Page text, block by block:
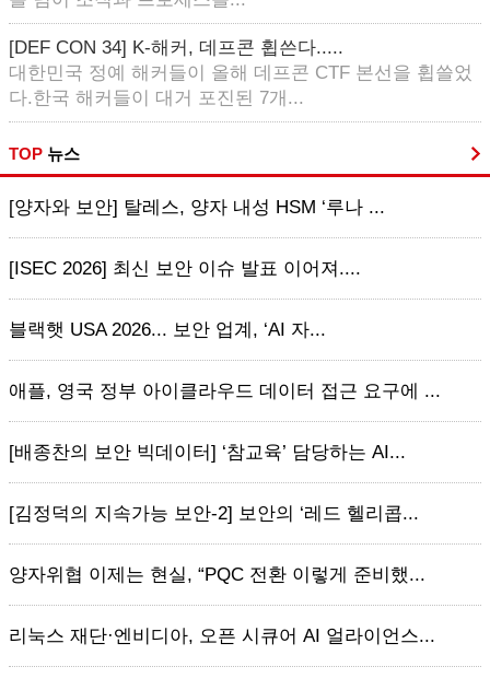
[DEF CON 34] K-해커, 데프콘 휩쓴다.....
대한민국 정예 해커들이 올해 데프콘 CTF 본선을 휩쓸었
다.한국 해커들이 대거 포진된 7개...
TOP 뉴스
[양자와 보안] 탈레스, 양자 내성 HSM ‘루나 ...
[ISEC 2026] 최신 보안 이슈 발표 이어져....
블랙햇 USA 2026... 보안 업계, ‘AI 자...
애플, 영국 정부 아이클라우드 데이터 접근 요구에 ...
[배종찬의 보안 빅데이터] ‘참교육’ 담당하는 AI...
[김정덕의 지속가능 보안-2] 보안의 ‘레드 헬리콥...
양자위협 이제는 현실, “PQC 전환 이렇게 준비했...
리눅스 재단·엔비디아, 오픈 시큐어 AI 얼라이언스...